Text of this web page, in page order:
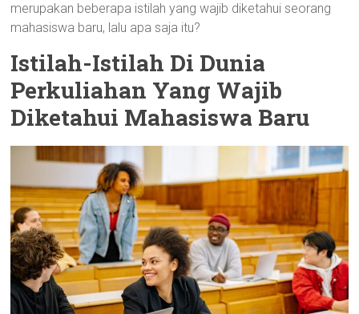
merupakan beberapa istilah yang wajib diketahui seorang
mahasiswa baru, lalu apa saja itu?
Istilah-Istilah Di Dunia
Perkuliahan Yang Wajib
Diketahui Mahasiswa Baru